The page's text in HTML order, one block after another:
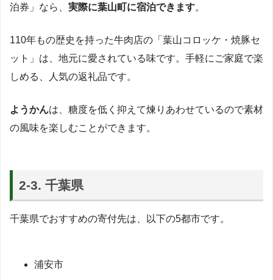
泊券」なら、 実際に葉山町に宿泊できます。
110年もの歴史を持った牛肉店の「葉山コロッケ・焼豚セ
ット」は、地元に愛されている味です。手軽にご家庭で楽
しめる、人気の返礼品です。
ようかんは、糖度を低く抑えて煉りあわせているので素材
の風味を楽しむことができます。
2-3. 千葉県
千葉県でおすすめの寄付先は、以下の5都市です。
浦安市